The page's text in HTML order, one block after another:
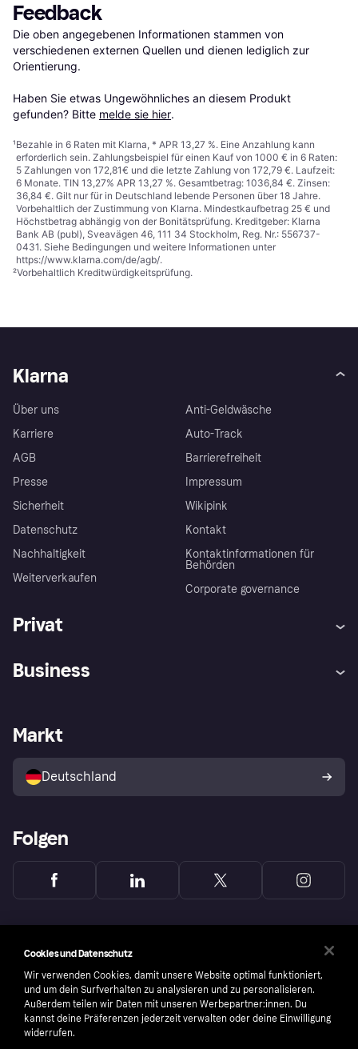
Feedback
Die oben angegebenen Informationen stammen von
verschiedenen externen Quellen und dienen lediglich zur
Orientierung.
Haben Sie etwas Ungewöhnliches an diesem Produkt
gefunden? Bitte melde sie hier.
¹Bezahle in 6 Raten mit Klarna, * APR 13,27 %. Eine Anzahlung kann
erforderlich sein. Zahlungsbeispiel für einen Kauf von 1000 € in 6 Raten:
5 Zahlungen von 172,81€ und die letzte Zahlung von 172,79 €. Laufzeit:
6 Monate. TIN 13,27% APR 13,27 %. Gesamtbetrag: 1036,84 €. Zinsen:
36,84 €. Gilt nur für in Deutschland lebende Personen über 18 Jahre.
Vorbehaltlich der Zustimmung von Klarna. Mindestkaufbetrag 25 € und
Höchstbetrag abhängig von der Bonitätsprüfung. Kreditgeber: Klarna
Bank AB (publ), Sveavägen 46, 111 34 Stockholm, Reg. Nr.: 556737-
0431. Siehe Bedingungen und weitere Informationen unter
https://www.klarna.com/de/agb/.
²Vorbehaltlich Kreditwürdigkeitsprüfung.
Klarna
Über uns
Karriere
AGB
Presse
Sicherheit
Datenschutz
Nachhaltigkeit
Weiterverkaufen
Anti-Geldwäsche
Auto-Track
Barrierefreiheit
Impressum
Wikipink
Kontakt
Kontaktinformationen für
Behörden
Corporate governance
Privat
Klarna App
Shops entdecken
Käuferschutzrichtlinie
Dein Widerrufsrecht
Business
Händlerportal
Markt
Deutschland
Folgen
Cookies und Datenschutz
Wir verwenden Cookies, damit unsere Website optimal funktioniert,
und um dein Surfverhalten zu analysieren und zu personalisieren.
Außerdem teilen wir Daten mit unseren Werbepartner:innen. Du
kannst deine Präferenzen jederzeit verwalten oder deine Einwilligung
widerrufen.